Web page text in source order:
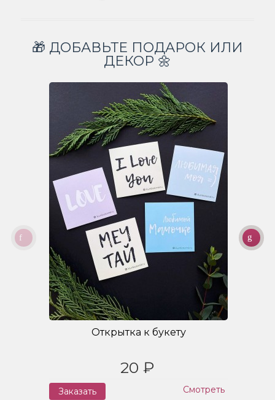
🎁 ДОБАВЬТЕ ПОДАРОК ИЛИ
ДЕКОР 🌼
Открытка к букету
20 ₽
Заказать Смотреть